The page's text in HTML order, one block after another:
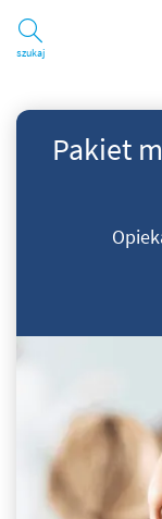
Szukaj
Pakiet